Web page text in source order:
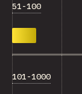
51-100
101-1000